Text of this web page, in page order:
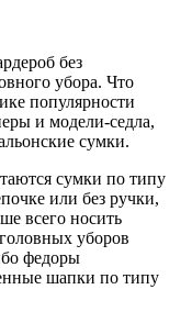
без
убора. Что
популярности
и модели-седла,
сумки.
сумки по типу
или без ручки,
всего носить
уборов
федоры
шапки по типу